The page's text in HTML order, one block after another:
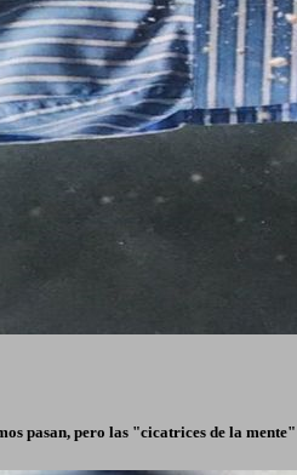
pasan, pero las "cicatrices de la